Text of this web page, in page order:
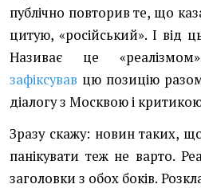
публічно повторив те, що
цитую, «російський». І від
Називає це
зафіксував цю позицію
діалогу з Москвою і
Зразу скажу: новин таких,
панікувати теж не варто.
заголовки з обох боків.